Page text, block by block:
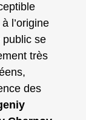
l’origine
public se
très
des